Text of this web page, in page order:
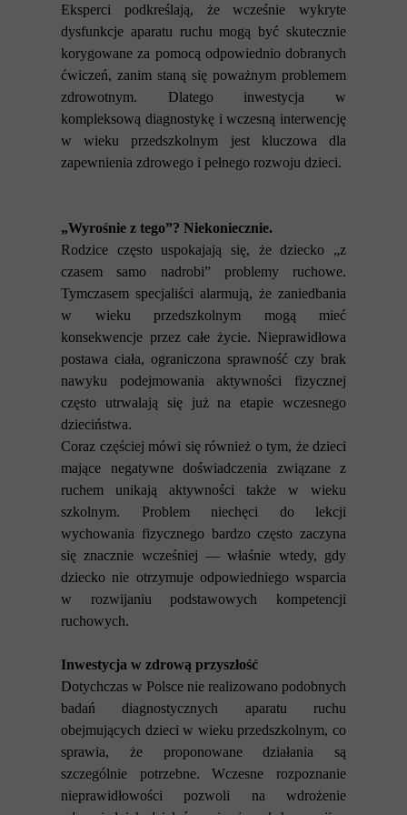
Eksperci podkreślają, że wcześnie wykryte
dysfunkcje aparatu ruchu mogą być skutecznie
korygowane za pomocą odpowiednio dobranych
ćwiczeń, zanim staną się poważnym problemem
zdrowotnym. Dlatego inwestycja w
kompleksową diagnostykę i wczesną interwencję
w wieku przedszkolnym jest kluczowa dla
zapewnienia zdrowego i pełnego rozwoju dzieci.
„Wyrośnie z tego”? Niekoniecznie.
Rodzice często uspokajają się, że dziecko „z
czasem samo nadrobi” problemy ruchowe.
Tymczasem specjaliści alarmują, że zaniedbania
w wieku przedszkolnym mogą mieć
konsekwencje przez całe życie. Nieprawidłowa
postawa ciała, ograniczona sprawność czy brak
nawyku podejmowania aktywności fizycznej
często utrwalają się już na etapie wczesnego
dzieciństwa.
Coraz częściej mówi się również o tym, że dzieci
mające negatywne doświadczenia związane z
ruchem unikają aktywności także w wieku
szkolnym. Problem niechęci do lekcji
wychowania fizycznego bardzo często zaczyna
się znacznie wcześniej — właśnie wtedy, gdy
dziecko nie otrzymuje odpowiedniego wsparcia
w rozwijaniu podstawowych kompetencji
ruchowych.
Inwestycja w zdrową przyszłość
Dotychczas w Polsce nie realizowano podobnych
badań diagnostycznych aparatu ruchu
obejmujących dzieci w wieku przedszkolnym, co
sprawia, że proponowane działania są
szczególnie potrzebne. Wczesne rozpoznanie
nieprawidłowości pozwoli na wdrożenie